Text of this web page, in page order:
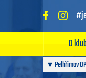
O
Pelhřimov